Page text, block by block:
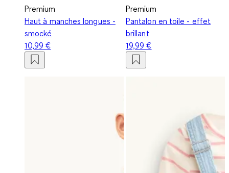
Premium
Haut à manches longues -
smocké
10,99 €
Premium
Pantalon en toile - effet
brillant
19,99 €